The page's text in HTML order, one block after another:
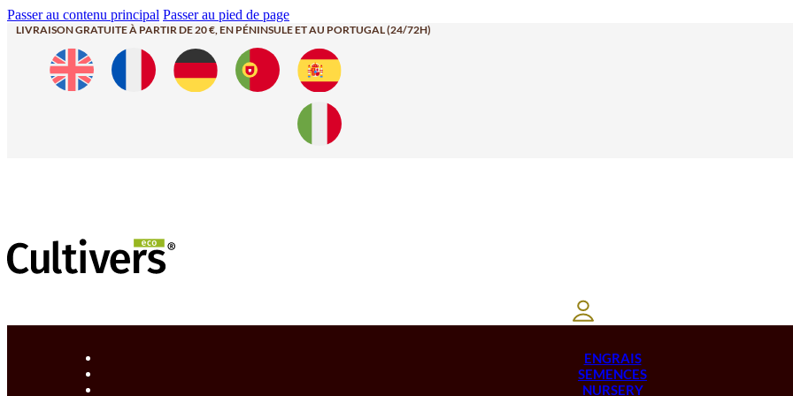
Passer au contenu principal Passer au pied de page
LIVRAISON GRATUITE À PARTIR DE 20 €, EN PÉNINSULE ET AU PORTUGAL (24/72H)
ENGRAIS
SEMENCES
NURSERY